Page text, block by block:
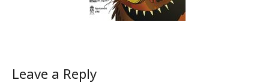
Leave a Reply